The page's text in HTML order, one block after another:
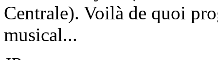
Centrale). Voilà de quoi
musical...